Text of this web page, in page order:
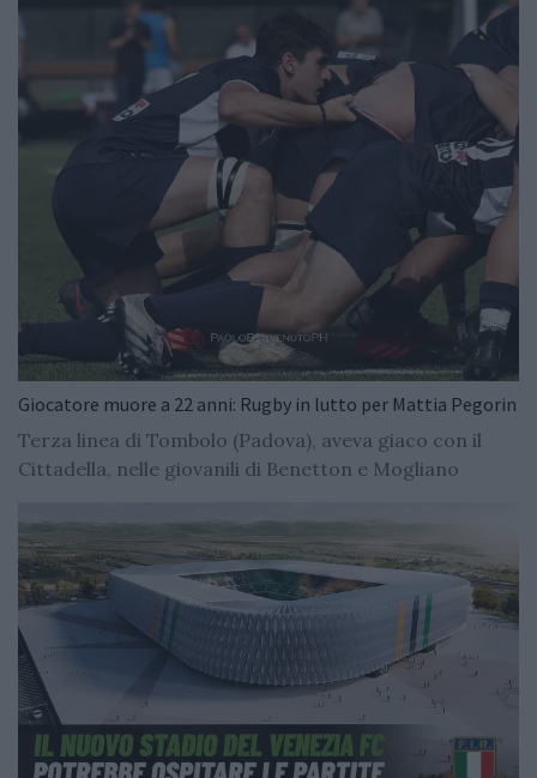
Giocatore muore a 22 anni: Rugby in lutto per Mattia Pegorin
Terza linea di Tombolo (Padova), aveva giaco con il
Cittadella, nelle giovanili di Benetton e Mogliano